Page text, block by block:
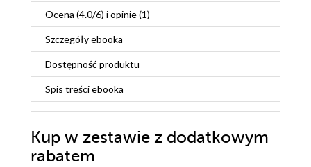
Ocena (4.0/6) i opinie (1)
Szczegółyebooka
Dostępność produktu
Spis treściebooka
Kup w zestawie z dodatkowym
rabatem